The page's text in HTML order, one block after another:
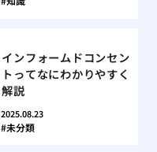
インフォームドコンセン
トってなにわかりやすく
解説
2025.08.23
未分類